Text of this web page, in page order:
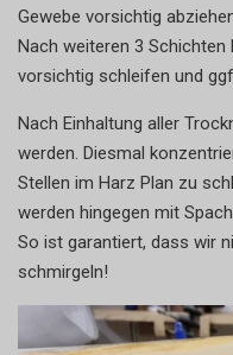
Gewebe vorsichtig
Nach weiteren 3 Schichten
vorsichtig schleifen und
Nach Einhaltung aller
werden. Diesmal
Stellen im Harz Plan zu
werden hingegen mit
So ist garantiert, dass wir
schmirgeln!